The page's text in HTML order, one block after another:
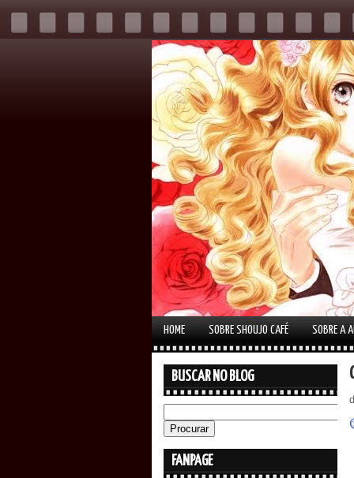
HOME SOBRE SHOUJO CAFÉ SOBRE A
BUSCAR NO BLOG
FANPAGE